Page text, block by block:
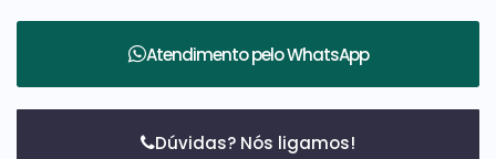
Atendimento peloWhatsApp
Dúvidas? Nós ligamos!